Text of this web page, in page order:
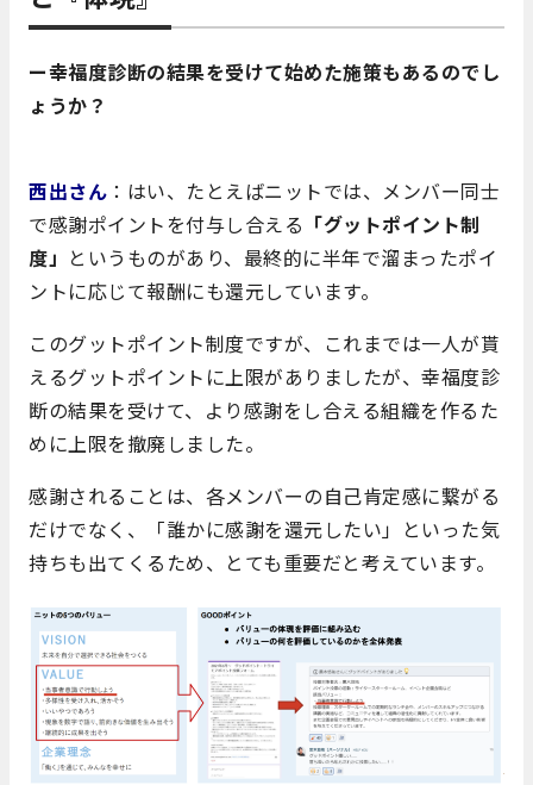
ー幸福度診断の結果を受けて始めた施策もあるのでし
ょうか？
西出さん ：はい、たとえばニットでは、メンバー同士
で感謝ポイントを付与し合える 「グットポイント制
度」 というものがあり、最終的に半年で溜まったポイ
ントに応じて報酬にも還元しています。
このグットポイント制度ですが、これまでは一人が貰
えるグットポイントに上限がありましたが、幸福度診
断の結果を受けて、より感謝をし合える組織を作るた
めに上限を撤廃しました。
感謝されることは、各メンバーの自己肯定感に繋がる
だけでなく、「誰かに感謝を還元したい」といった気
持ちも出てくるため、とても重要だと考えています。